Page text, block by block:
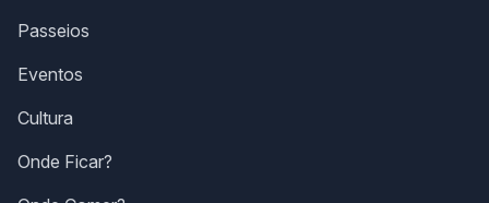
Passeios
Eventos
Cultura
Onde Ficar?